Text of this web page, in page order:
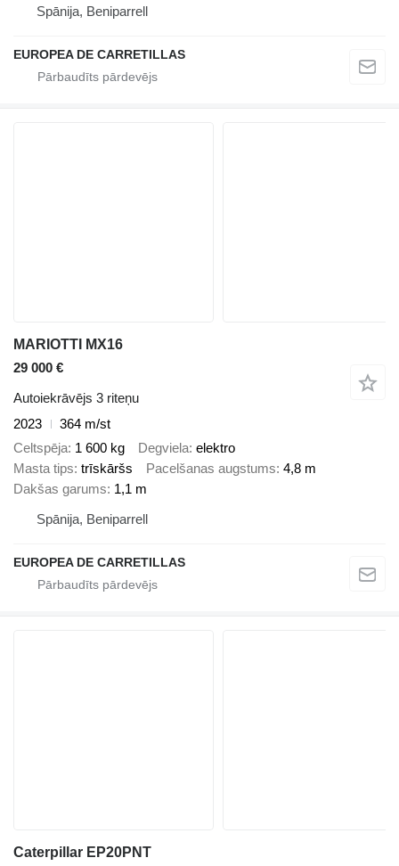
Spānija, Beniparrell
EUROPEA DE CARRETILLAS
MARIOTTI MX16
29 000 €
Autoiekrāvējs 3 riteņu
2023
364 m/st
Celtspēja 1 600 kg Degviela elektro
Masta tips trīskāršs Pacelšanas augstums 4,8 m
Dakšas garums 1,1 m
Spānija, Beniparrell
EUROPEA DE CARRETILLAS
Caterpillar EP20PNT